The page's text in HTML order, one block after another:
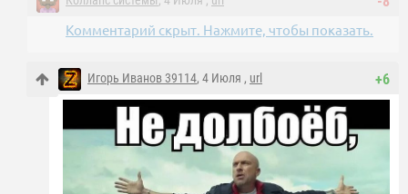
Комментарий скрыт. Нажмите, чтобы показать.
+6
Игорь Иванов 39114, 4 Июля , url